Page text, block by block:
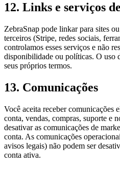
12. Links e serviços
ZebraSnap pode linkar para sites
terceiros (Stripe, redes sociais,
controlamos esses serviços e não
disponibilidade ou políticas. O uso
seus próprios termos.
13. Comunicações
Você aceita receber comunicações
conta, vendas, compras, suporte e
desativar as comunicações de
conta. As comunicações
avisos legais) não podem ser
conta ativa.